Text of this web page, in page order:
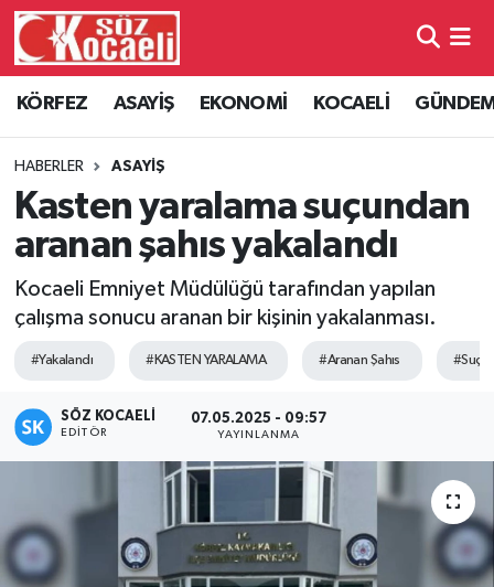
KÖRFEZ ASAYİŞ EKONOMİ KOCAELİ
HABERLER ASAYİŞ
Kasten yaralama suçundan
aranan şahıs yakalandı
Kocaeli Emniyet Müdülüğü tarafından yapılan
çalışma sonucu aranan bir kişinin yakalanması.
#Yakalandı #KASTEN YARALAMA #Aranan Şahıs
SÖZ KOCAELI
EDITÖR
07.05.2025 - 09:57
YAYINLANMA
Kocaeli Hava Durumu
Kocaeli Namaz Vakitleri
Kocaeli Trafik Yoğunluk Haritası
Süper Lig Puan Durumu ve Fikstür
Tüm Manşetler
Son Dakika Haberleri
Haber Arşivi